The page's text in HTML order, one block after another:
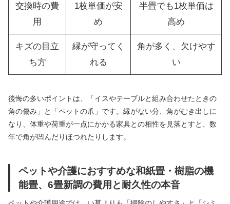
交換時の費
用
1枚単価が安
め
半畳でも1枚単価は
高め
キズの目立
ち方
縁が守ってく
れる
角が多く、欠けやす
い
後悔の多いポイントは、「イスやテーブルと組み合わせたときの
角の傷み」と「ペットの爪」です。縁がない分、角がむき出しに
なり、体重や荷重が一点にかかる家具との相性を見落とすと、数
年で角が凹んだりほつれたりします。
ペットや介護におすすめな和紙畳・樹脂の機
能畳、6畳新調の費用と耐久性の本音